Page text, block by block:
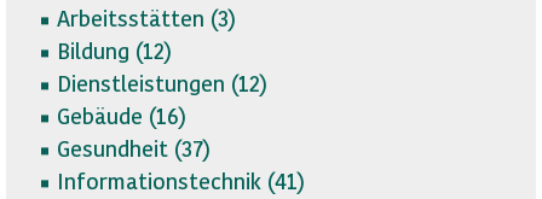
Arbeitsstätten (3)
Bildung (12)
Dienstleistungen (12)
Gebäude (16)
Gesundheit (37)
Informationstechnik (41)